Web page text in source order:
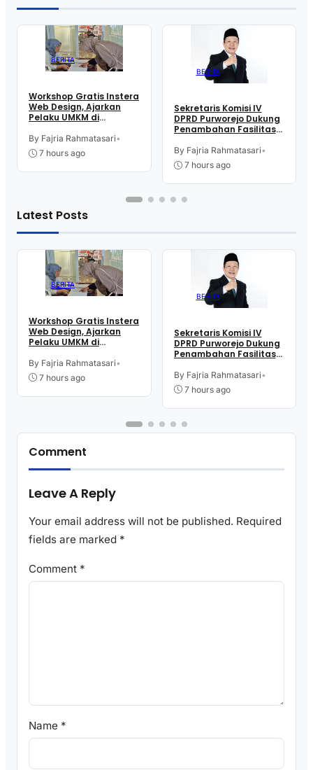
BERITA
Workshop Gratis Instera
Web Design, Ajarkan
Pelaku UMKM di
Teknologi Digital buat
Jualan
By Fajria Rahmatasari•
7 hours ago
BERITA
Sekretaris Komisi IV
DPRD Purworejo Dukung
Penambahan Fasilitas
Tjitrowardojo
By Fajria Rahmatasari•
7 hours ago
Latest Posts
BERITA
Workshop Gratis Instera
Web Design, Ajarkan
Pelaku UMKM di
Teknologi Digital buat
Jualan
By Fajria Rahmatasari•
7 hours ago
BERITA
Sekretaris Komisi IV
DPRD Purworejo Dukung
Penambahan Fasilitas
Tjitrowardojo
By Fajria Rahmatasari•
7 hours ago
Comment
Leave A Reply
Your email address will not be published. Required
fields are marked *
Comment *
Name *